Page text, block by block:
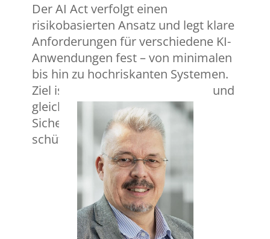
Der AI Act verfolgt einen
risikobasierten Ansatz und legt klare
Anforderungen für verschiedene KI-
Anwendungen fest – von minimalen
bis hin zu hochriskanten Systemen.
Ziel ist es, Innovation zu fördern und
gleichzeitig die Grundrechte,
Sicherheit und Transparenz zu
schützen.